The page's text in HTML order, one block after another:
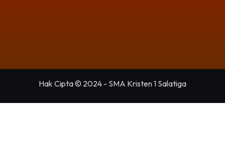
Hak Cipta © 2024 - SMA Kristen 1 Salatiga